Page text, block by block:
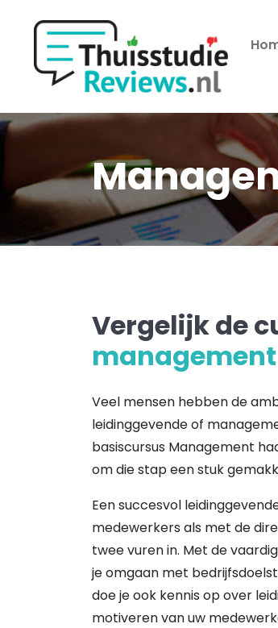
Hoofdmenu
Vergelijk de
management
Veel mensen hebben de
leidinggevende of
basiscursus Management
om die stap een stuk
Een succesvol
medewerkers als met de
twee vuren in. Met de
je omgaan met
doe je ook kennis op over
motiveren van uw